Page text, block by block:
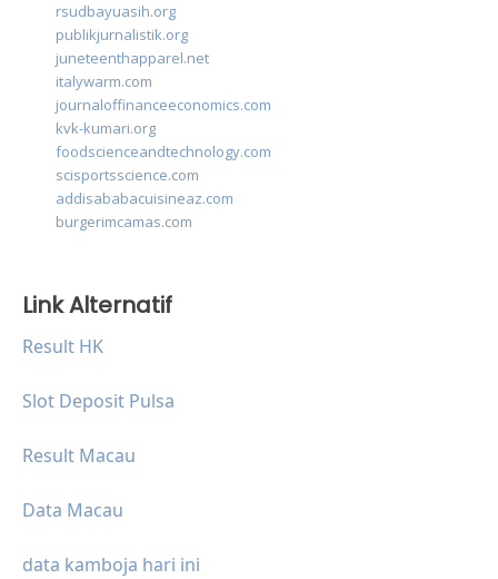
rsudbayuasih.org
publikjurnalistik.org
juneteenthapparel.net
italywarm.com
journaloffinanceeconomics.com
kvk-kumari.org
foodscienceandtechnology.com
scisportsscience.com
addisababacuisineaz.com
burgerimcamas.com
Link Alternatif
Result HK
Slot Deposit Pulsa
Result Macau
Data Macau
data kamboja hari ini